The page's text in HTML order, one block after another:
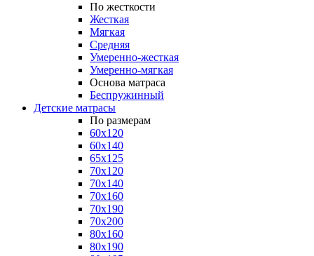
По жесткости
Жесткая
Мягкая
Средняя
Умеренно-жесткая
Умеренно-мягкая
Основа матраса
Беспружинный
Детские матрасы
По размерам
60x120
60x140
65x125
70x120
70x140
70x160
70x190
70x200
80x160
80x190